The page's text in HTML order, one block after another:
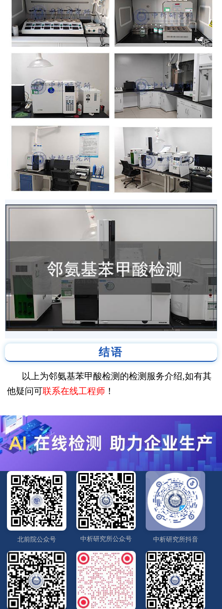
结语
以上为邻氨基苯甲酸检测的检测服务介绍,如有其
他疑问可联系在线工程师 ！
北前院公众号 中析研究所公众号 中析研究所抖音